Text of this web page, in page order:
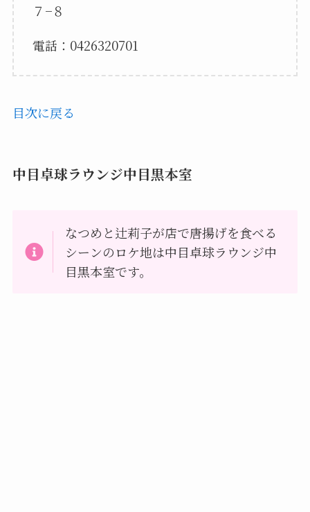
７−８
電話：0426320701
目次に戻る
中目卓球ラウンジ中目黒本室
なつめと辻莉子が店で唐揚げを食べる
シーンのロケ地は中目卓球ラウンジ中
目黒本室です。